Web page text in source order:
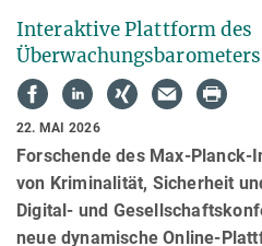
Interaktive Plattform des
22. MAI 2026
Forschende des Max-
von Kriminalität, Sicherheit
Digital- und
neue dynamische Online-